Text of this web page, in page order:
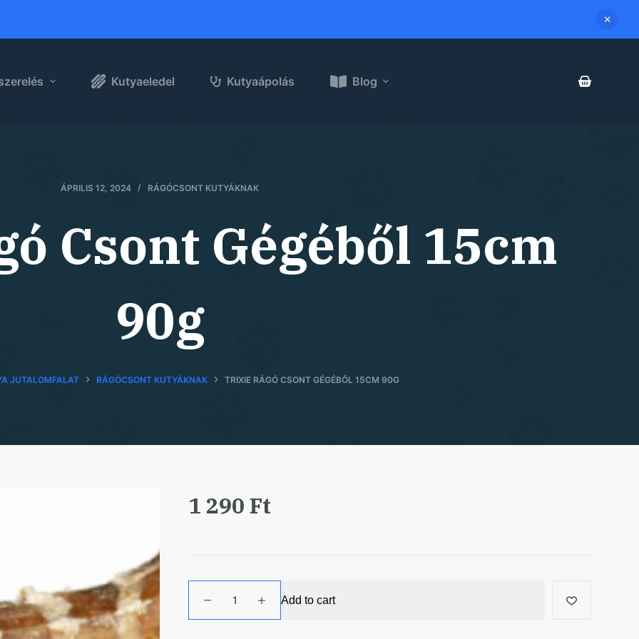
Kutyaeledel Kutyaápolás Blog
ÁPRILIS 12, 2024 RÁGÓCSONT KUTYÁKNAK
Csont Gégéből 15cm
90g
JUTALOMFALAT RÁGÓCSONT KUTYÁKNAK TRIXIE RÁGÓ CSONT GÉGÉBŐL 15CM 90G
1 290 Ft
Rágó
Csont
Add to cart